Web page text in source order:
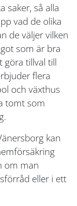
saker, så alla
vad de olika
de väljer vilken
som är bra
göra tillval till
flera
och växthus
tomt som
kan
om man
eller i ett